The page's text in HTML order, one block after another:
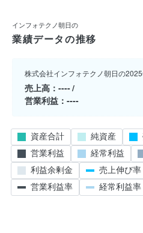
インフォテクノ朝日の
業績データの推移
株式会社インフォテクノ朝日の
売上高
----
営業利益
----
資産合計 純資産
営業利益
経常利益
利益余剰金
売上伸び率
営業利益率
経常利益率